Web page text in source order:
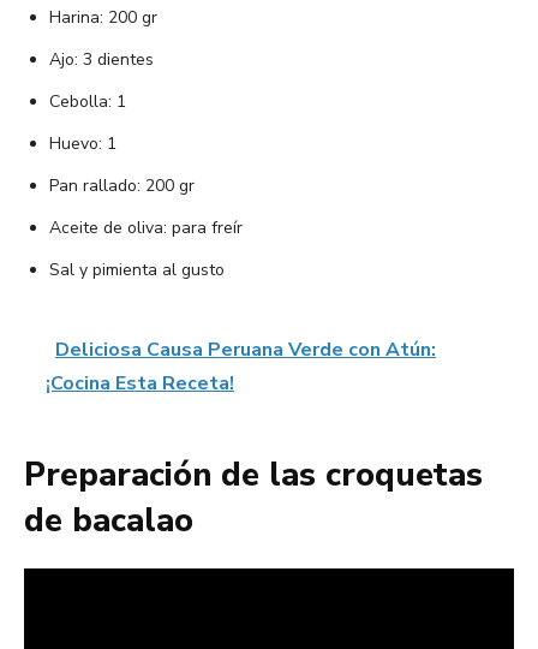
Harina: 200 gr
Ajo: 3 dientes
Cebolla: 1
Huevo: 1
Pan rallado: 200 gr
Aceite de oliva: para freír
Sal y pimienta al gusto
Deliciosa Causa Peruana Verde con Atún:
¡Cocina Esta Receta!
Preparación de las croquetas
de bacalao